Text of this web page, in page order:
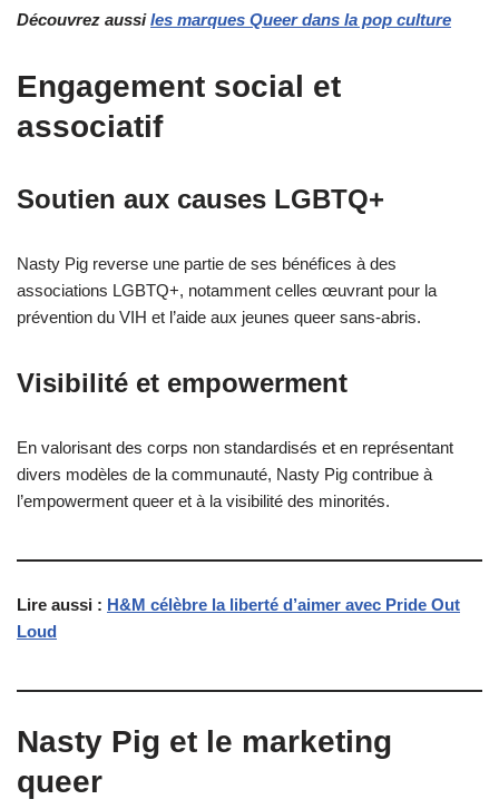
Découvrez aussiles marques Queer dans la pop culture
Engagement social et
associatif
Soutien aux causes LGBTQ+
Nasty Pig reverse une partie de ses bénéfices à des
associations LGBTQ+, notamment celles œuvrant pour la
prévention du VIH et l’aide aux jeunes queer sans-abris.
Visibilité et empowerment
En valorisant des corps non standardisés et en représentant
divers modèles de la communauté, Nasty Pig contribue à
l’empowerment queer et à la visibilité des minorités.
Lire aussi : H&M célèbre la liberté d’aimer avec Pride Out
Loud
Nasty Pig et le marketing
queer